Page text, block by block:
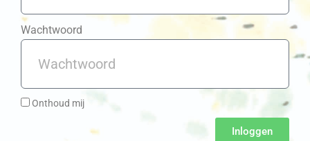
Wachtwoord
Onthoud mij
Inloggen